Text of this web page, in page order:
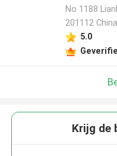
No 1188
201112
5.0
Krijg de